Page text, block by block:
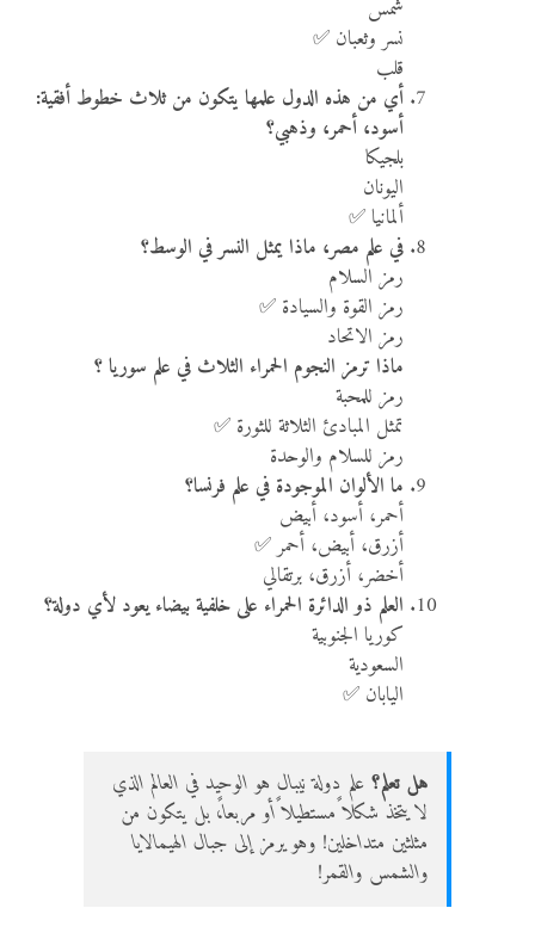
شمس
نسر وثعبان ✅
قلب
أي من هذه الدول علمها يتكون من ثلاث خطوط أفقية:
أسود، أحمر، وذهبي؟
بلجيكا
اليونان
ألمانيا ✅
في علم مصر، ماذا يمثل النسر في الوسط؟
رمز السلام
رمز القوة والسيادة ✅
رمز الاتحاد
ماذا ترمز النجوم الحمراء الثلاث في علم سوريا ؟
رمز للمحبة
تمثل المبادئ الثلاثة للثورة ✅
رمز للسلام والوحدة
ما الألوان الموجودة في علم فرنسا؟
أحمر، أسود، أبيض
أزرق، أبيض، أحمر ✅
أخضر، أزرق، برتقالي
العلم ذو الدائرة الحمراء على خلفية بيضاء يعود لأي دولة؟
كوريا الجنوبية
السعودية
اليابان ✅
هل تعلم؟علم دولة نيبال هو الوحيد في العالم الذي
لا يتخذ شكلاً مستطيلاً أو مربعاً، بل يتكون من
مثلثين متداخلين! وهو يرمز إلى جبال الهيمالايا
والشمس والقمر!